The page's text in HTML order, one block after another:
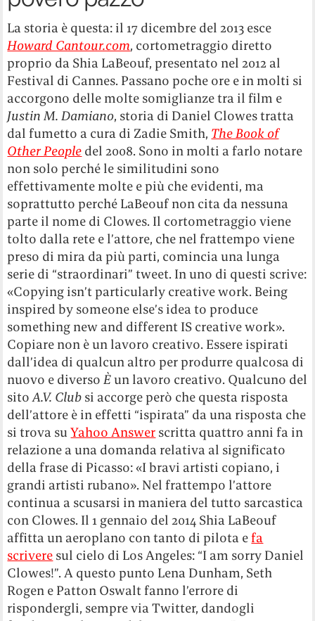
La storia è questa: il 17 dicembre del 2013 esce
Howard Cantour.com, cortometraggio diretto
proprio da Shia LaBeouf, presentato nel 2012 al
Festival di Cannes. Passano poche ore e in molti si
accorgono delle molte somiglianze tra il film e
Justin M. Damiano, storia di Daniel Clowes tratta
dal fumetto a cura di Zadie Smith, The Book of
Other People del 2008. Sono in molti a farlo notare
non solo perché le similitudini sono
effettivamente molte e più che evidenti, ma
soprattutto perché LaBeouf non cita da nessuna
parte il nome di Clowes. Il cortometraggio viene
tolto dalla rete e l’attore, che nel frattempo viene
preso di mira da più parti, comincia una lunga
serie di “straordinari” tweet. In uno di questi scrive:
«Copying isn’t particularly creative work. Being
inspired by someone else’s idea to produce
something new and different IS creative work».
Copiare non è un lavoro creativo. Essere ispirati
dall’idea di qualcun altro per produrre qualcosa di
nuovo e diversoÈun lavoro creativo. Qualcuno del
sitoA.V. Club si accorge però che questa risposta
dell’attore è in effetti “ispirata” da una risposta che
si trova suYahoo Answer scritta quattro anni fa in
relazione a una domanda relativa al significato
della frase di Picasso: «I bravi artisti copiano, i
grandi artisti rubano». Nel frattempo l’attore
continua a scusarsi in maniera del tutto sarcastica
con Clowes. Il 1 gennaio del 2014 Shia LaBeouf
affitta un aeroplano con tanto di pilota efa
scrivere sul cielo di Los Angeles: “I am sorry Daniel
Clowes!”. A questo punto Lena Dunham, Seth
Rogen e Patton Oswalt fanno l’errore di
rispondergli, sempre via Twitter, dandogli